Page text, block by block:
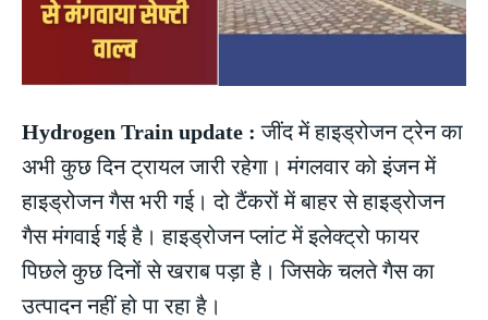
Hydrogen Train update : जींद में हाइड्रोजन ट्रेन का
अभी कुछ दिन ट्रायल जारी रहेगा। मंगलवार को इंजन में
हाइड्रोजन गैस भरी गई। दो टैंकरों में बाहर से हाइड्रोजन
गैस मंगवाई गई है। हाइड्रोजन प्लांट में इलेक्ट्रो फायर
पिछले कुछ दिनों से खराब पड़ा है। जिसके चलते गैस का
उत्पादन नहीं हो पा रहा है।